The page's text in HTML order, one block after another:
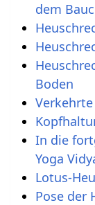
dem
Boden
In die
Yoga
Lotus-
Pose der